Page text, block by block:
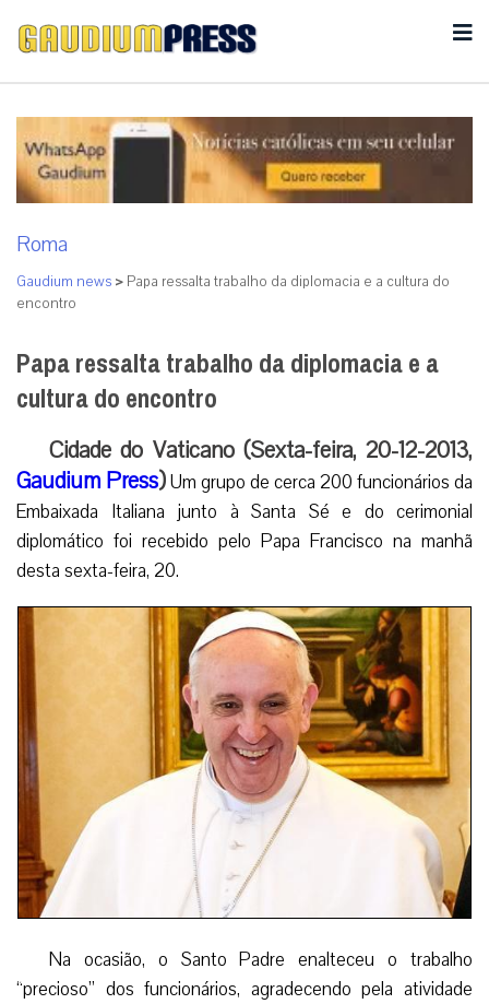
Roma
Gaudium news > Papa ressalta trabalho da diplomacia e a cultura do
encontro
Papa ressalta trabalho da diplomacia e a
cultura do encontro
Cidade do Vaticano (Sexta-feira, 20-12-2013,
Gaudium Press)Um grupo de cerca 200 funcionários da
Embaixada Italiana junto à Santa Sé e do cerimonial
diplomático foi recebido pelo Papa Francisco na manhã
desta sexta-feira, 20.
Na ocasião, o Santo Padre enalteceu o trabalho
“precioso” dos funcionários, agradecendo pela atividade